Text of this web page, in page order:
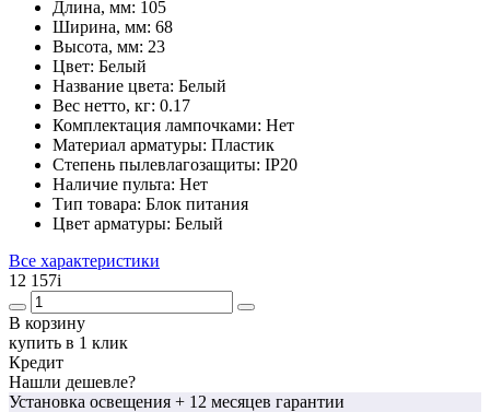
Длина, мм: 105
Ширина, мм: 68
Высота, мм: 23
Цвет: Белый
Название цвета: Белый
Вес нетто, кг: 0.17
Комплектация лампочками: Нет
Материал арматуры: Пластик
Степень пылевлагозащиты: IP20
Наличие пульта: Нет
Тип товара: Блок питания
Цвет арматуры: Белый
Все характеристики
12 157i
В корзину
купить в 1 клик
Кредит
Нашли дешевле?
Установка освещения + 12 месяцев гарантии